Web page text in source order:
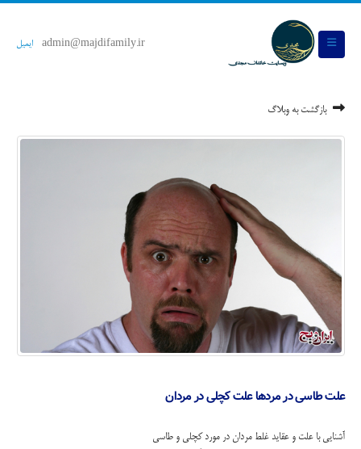
admin@majdifamily.ir ایمیل
بازگشت به وبلاگ
علت طاسی در مردها علت کچلی در مردان
آشنایی با علت و عقاید غلط مردان در مورد کچلی و طاسی